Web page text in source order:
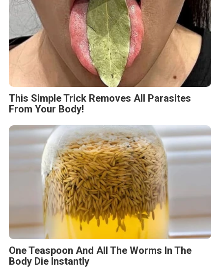
This Simple Trick Removes All Parasites
From Your Body!
One Teaspoon And All The Worms In The
Body Die Instantly